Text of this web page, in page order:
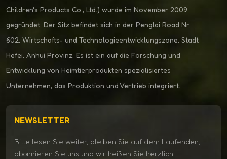
Children's Products Co., Ltd.) wurde im November 2009
gegründet. Der Sitz befindet sich in der Penglai Road Nr.
602, Wirtschafts- und Technologieentwicklungszone, Stadt
Hefei, Anhui Provinz. Es ist ein auf die Forschung und
Entwicklung von Heimtierprodukten spezialisiertes
Unternehmen, das Produktion und Vertrieb integriert.
NEWSLETTER
Bitte lesen Sie weiter, bleiben Sie auf dem Laufenden,
abonnieren Sie uns und wir heißen Sie herzlich